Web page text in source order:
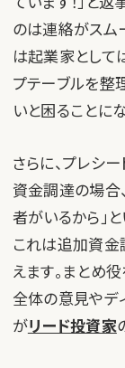
のは連絡がスム
は起業家として
プテーブルを整
いと困ることに
さらに、プレシ
資金調達の場合
者がいるから」
これは追加資金
えます。まとめ
全体の意見やデ
がリード投資家